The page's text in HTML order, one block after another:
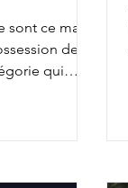
sont ce matin
de la
qui
pré-